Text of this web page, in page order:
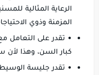
الرعاية المثالية
المزمنة وذوي
• تقدر على التعامل
كبار السن، وهذا لأن
• تقدر جليسة